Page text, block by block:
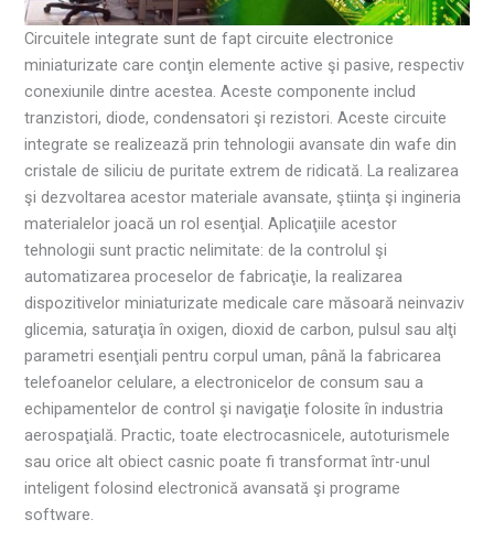
Circuitele integrate sunt de fapt circuite electronice
miniaturizate care conţin elemente active şi pasive, respectiv
conexiunile dintre acestea. Aceste componente includ
tranzistori, diode, condensatori şi rezistori. Aceste circuite
integrate se realizează prin tehnologii avansate din wafe din
cristale de siliciu de puritate extrem de ridicată. La realizarea
şi dezvoltarea acestor materiale avansate, ştiinţa şi ingineria
materialelor joacă un rol esenţial. Aplicaţiile acestor
tehnologii sunt practic nelimitate: de la controlul şi
automatizarea proceselor de fabricaţie, la realizarea
dispozitivelor miniaturizate medicale care măsoară neinvaziv
glicemia, saturaţia în oxigen, dioxid de carbon, pulsul sau alţi
parametri esenţiali pentru corpul uman, până la fabricarea
telefoanelor celulare, a electronicelor de consum sau a
echipamentelor de control şi navigaţie folosite în industria
aerospaţială. Practic, toate electrocasnicele, autoturismele
sau orice alt obiect casnic poate fi transformat într-unul
inteligent folosind electronică avansată şi programe
software.